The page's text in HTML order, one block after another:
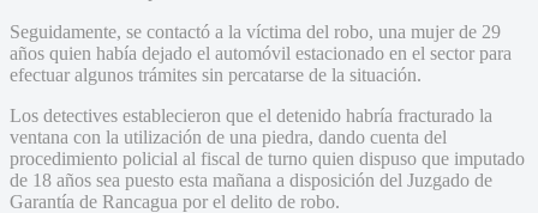
Seguidamente, se contactó a la víctima del robo, una mujer de 29
años quien había dejado el automóvil estacionado en el sector para
efectuar algunos trámites sin percatarse de la situación.
Los detectives establecieron que el detenido habría fracturado la
ventana con la utilización de una piedra, dando cuenta del
procedimiento policial al fiscal de turno quien dispuso que imputado
de 18 años sea puesto esta mañana a disposición del Juzgado de
Garantía de Rancagua por el delito de robo.